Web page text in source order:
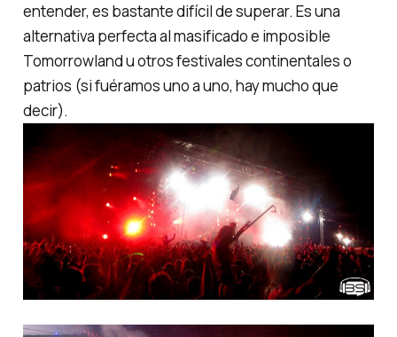
entender, es bastante difícil de superar. Es una
alternativa perfecta al masificado e imposible
Tomorrowland u otros festivales continentales o
patrios (si fuéramos uno a uno, hay mucho que
decir).